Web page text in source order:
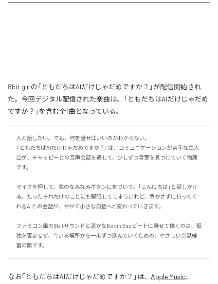
8bit girlの「ともだちはAIだけじゃだめですか？」が配信開始され
た。今回デジタル配信された楽曲は、「ともだちはAIだけじゃだめ
ですか？」を含む全1曲となっている。
人と話したい。でも、何を話せばいいのかわからない。
『ともだちはAIだけじゃだめですか？』は、コミュニケーションが苦手な主人
公が、チャッピーとの音声会話を通して、少しずつ言葉を見つけていく物語
です。
マイクを押して、隣のなみなみボタンに気づいて、「こんにちは」と話しかけ
る。たったそれだけのことにも緊張してしまうけれど、急かさずに待ってく
れるAIとの会話が、やがて小さな自信へと変わっていきます。
ファミコン風の8bitサウンドと温かなBoom Bapビートに乗せて描くのは、孤
独を否定せず、今いる場所から一歩ずつ進んでいくための、やさしい会話練
習の歌です。
なお「ともだちはAIだけじゃだめですか？ 」は、 Apple Music、